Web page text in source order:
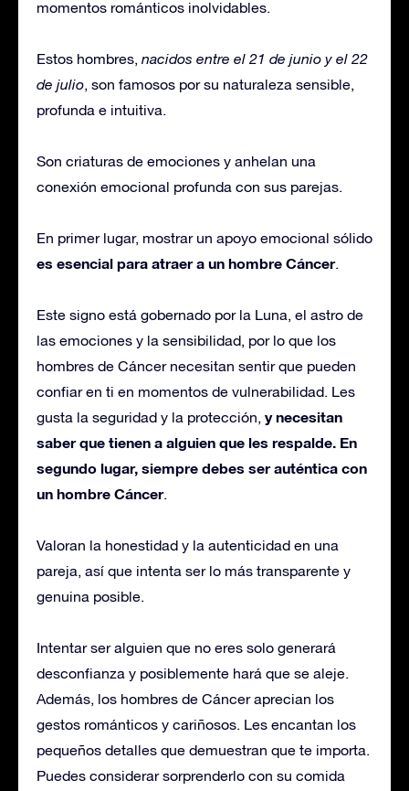
momentos románticos inolvidables.
Estos hombres, nacidos entre el 21 de junio y el 22
de julio, son famosos por su naturaleza sensible,
profunda e intuitiva.
Son criaturas de emociones y anhelan una
conexión emocional profunda con sus parejas.
En primer lugar, mostrar un apoyo emocional sólido
es esencial para atraer a un hombre Cáncer.
Este signo está gobernado por la Luna, el astro de
las emociones y la sensibilidad, por lo que los
hombres de Cáncer necesitan sentir que pueden
confiar en ti en momentos de vulnerabilidad. Les
gusta la seguridad y la protección, y necesitan
saber que tienen a alguien que les respalde. En
segundo lugar, siempre debes ser auténtica con
un hombre Cáncer.
Valoran la honestidad y la autenticidad en una
pareja, así que intenta ser lo más transparente y
genuina posible.
Intentar ser alguien que no eres solo generará
desconfianza y posiblemente hará que se aleje.
Además, los hombres de Cáncer aprecian los
gestos románticos y cariñosos. Les encantan los
pequeños detalles que demuestran que te importa.
Puedes considerar sorprenderlo con su comida